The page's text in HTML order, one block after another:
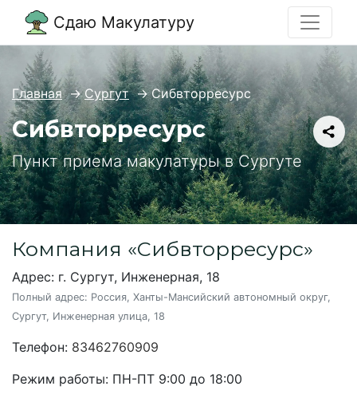
Сдаю Макулатуру
Главная → Сургут → Сибвторресурс
Сибвторресурс
Пункт приема макулатуры в Сургуте
Компания «Сибвторресурс»
Адрес: г. Сургут, Инженерная, 18
Полный адрес: Россия, Ханты-Мансийский автономный округ,
Сургут, Инженерная улица, 18
Телефон: 83462760909
Режим работы: ПН-ПТ 9:00 до 18:00